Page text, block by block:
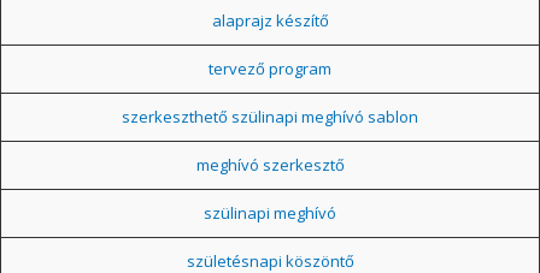
alaprajz készítő
tervező program
szerkeszthető szülinapi meghívó sablon
meghívó szerkesztő
szülinapi meghívó
születésnapi köszöntő